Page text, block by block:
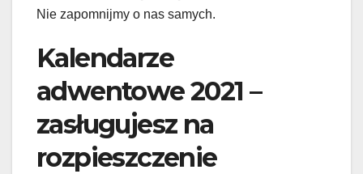
Nie zapomnijmy o nas samych.
Kalendarze
adwentowe 2021 –
zasługujesz na
rozpieszczenie